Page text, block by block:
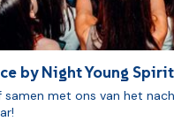
om weten
voor
ter plaatse te betalen.
by Night Young Spirit
samen met ons van het